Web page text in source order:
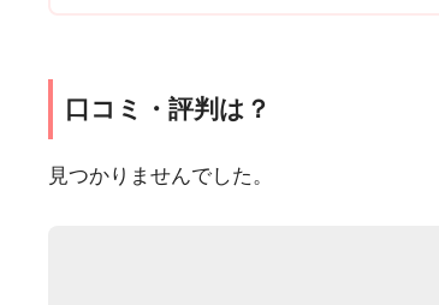
口コミ・評判は？
見つかりませんでした。